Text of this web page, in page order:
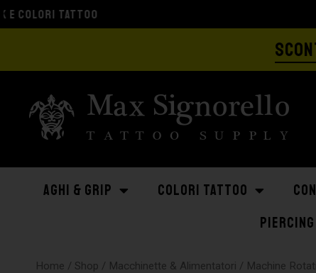
AGHI & GRIP COLORI TATTOO
PIERCING
Home / Shop / Macchinette & Alimentatori / Machine